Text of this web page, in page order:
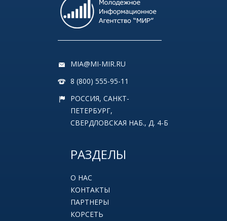
MIA@MI-MIR.RU
8 (800) 555-95-11
РОССИЯ, САНКТ-
ПЕТЕРБУРГ,
СВЕРДЛОВСКАЯ НАБ., Д. 4-Б
РАЗДЕЛЫ
О НАС
КОНТАКТЫ
ПАРТНЕРЫ
КОРСЕТЬ